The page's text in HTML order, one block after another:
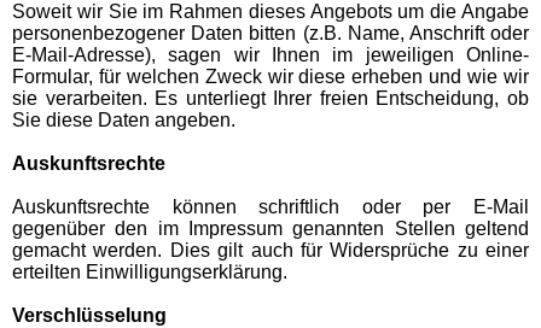
Soweit wir Sie im Rahmen dieses Angebots um die Angabe
personenbezogener Daten bitten (z.B. Name, Anschrift oder
E-Mail-Adresse), sagen wir Ihnen im jeweiligen Online-
Formular, für welchen Zweck wir diese erheben und wie wir
sie verarbeiten. Es unterliegt Ihrer freien Entscheidung, ob
Sie diese Daten angeben.
Auskunftsrechte
Auskunftsrechte können schriftlich oder per E-Mail
gegenüber den im Impressum genannten Stellen geltend
gemacht werden. Dies gilt auch für Widersprüche zu einer
erteilten Einwilligungserklärung.
Verschlüsselung